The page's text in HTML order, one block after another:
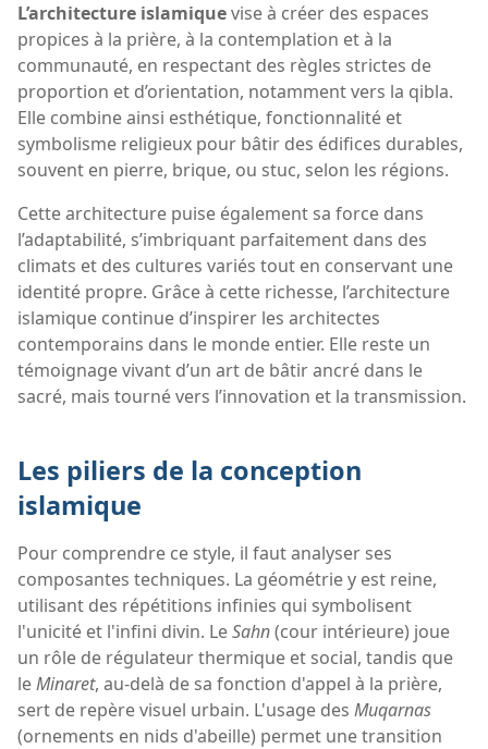
L’architecture islamiquevise à créer des espaces
propices à la prière, à la contemplation et à la
communauté, en respectant des règles strictes de
proportion et d’orientation, notamment vers la qibla.
Elle combine ainsi esthétique, fonctionnalité et
symbolisme religieux pour bâtir des édifices durables,
souvent en pierre, brique, ou stuc, selon les régions.
Cette architecture puise également sa force dans
l’adaptabilité, s’imbriquant parfaitement dans des
climats et des cultures variés tout en conservant une
identité propre. Grâce à cette richesse, l’architecture
islamique continue d’inspirer les architectes
contemporains dans le monde entier. Elle reste un
témoignage vivant d’un art de bâtir ancré dans le
sacré, mais tourné vers l’innovation et la transmission.
Les piliers de la conception
islamique
Pour comprendre ce style, il faut analyser ses
composantes techniques. La géométrie y est reine,
utilisant des répétitions infinies qui symbolisent
l'unicité et l'infini divin. LeSahn(cour intérieure) joue
un rôle de régulateur thermique et social, tandis que
leMinaret, au-delà de sa fonction d'appel à la prière,
sert de repère visuel urbain. L'usage des Muqarnas
(ornements en nids d'abeille) permet une transition